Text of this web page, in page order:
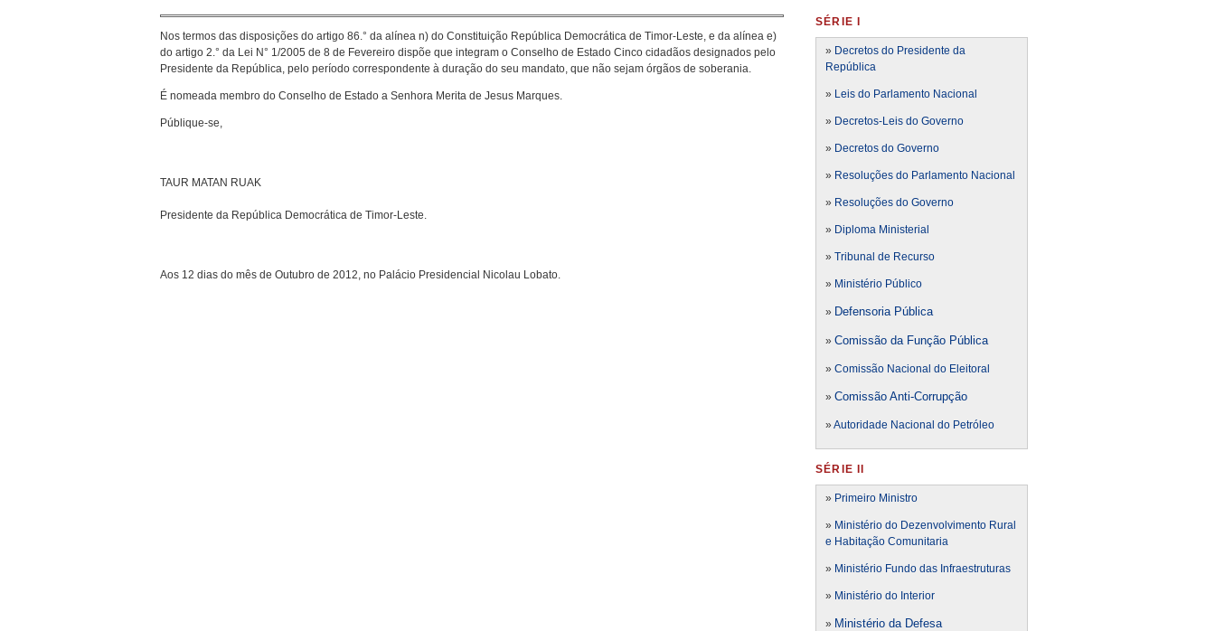
Nos termos das disposições do artigo 86.° da alínea n) do Constituição República Democrática de Timor-Leste, e da alínea e)
do artigo 2.° da Lei N° 1/2005 de 8 de Fevereiro dispõe que integram o Conselho de Estado Cinco cidadãos designados pelo
Presidente da República, pelo período correspondente à duração do seu mandato, que não sejam órgãos de soberania.
É nomeada membro do Conselho de Estado a Senhora Merita de Jesus Marques.
Públique-se,
TAUR MATAN RUAK
Presidente da República Democrática de Timor-Leste.
Aos 12 dias do mês de Outubro de 2012, no Palácio Presidencial Nicolau Lobato.
SÉRIE I
» Decretos do Presidente da
República
» Leis do Parlamento Nacional
» Decretos-Leis do Governo
» Decretos do Governo
» Resoluções do Parlamento Nacional
» Resoluções do Governo
» Diploma Ministerial
» Tribunal de Recurso
» Ministério Público
» Defensoria Pública
» Comissão da Função Pública
» Comissão Nacional do Eleitoral
» Comissão Anti-Corrupção
» Autoridade Nacional do Petróleo
SÉRIE II
» Primeiro Ministro
» Ministério do Dezenvolvimento Rural
e Habitação Comunitaria
» Ministério Fundo das Infraestruturas
» Ministério do Interior
» Ministério da Defesa